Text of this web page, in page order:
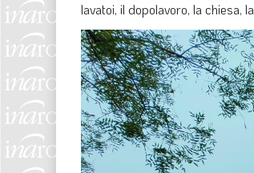
lavatoi, il dopolavoro, la chiesa,